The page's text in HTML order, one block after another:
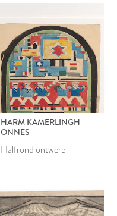
HARM KAMERLINGH
ONNES
Halfrond ontwerp